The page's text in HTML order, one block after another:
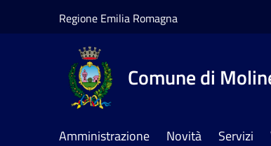
Regione Emilia Romagna
Comune di
Amministrazione Novità Servizi